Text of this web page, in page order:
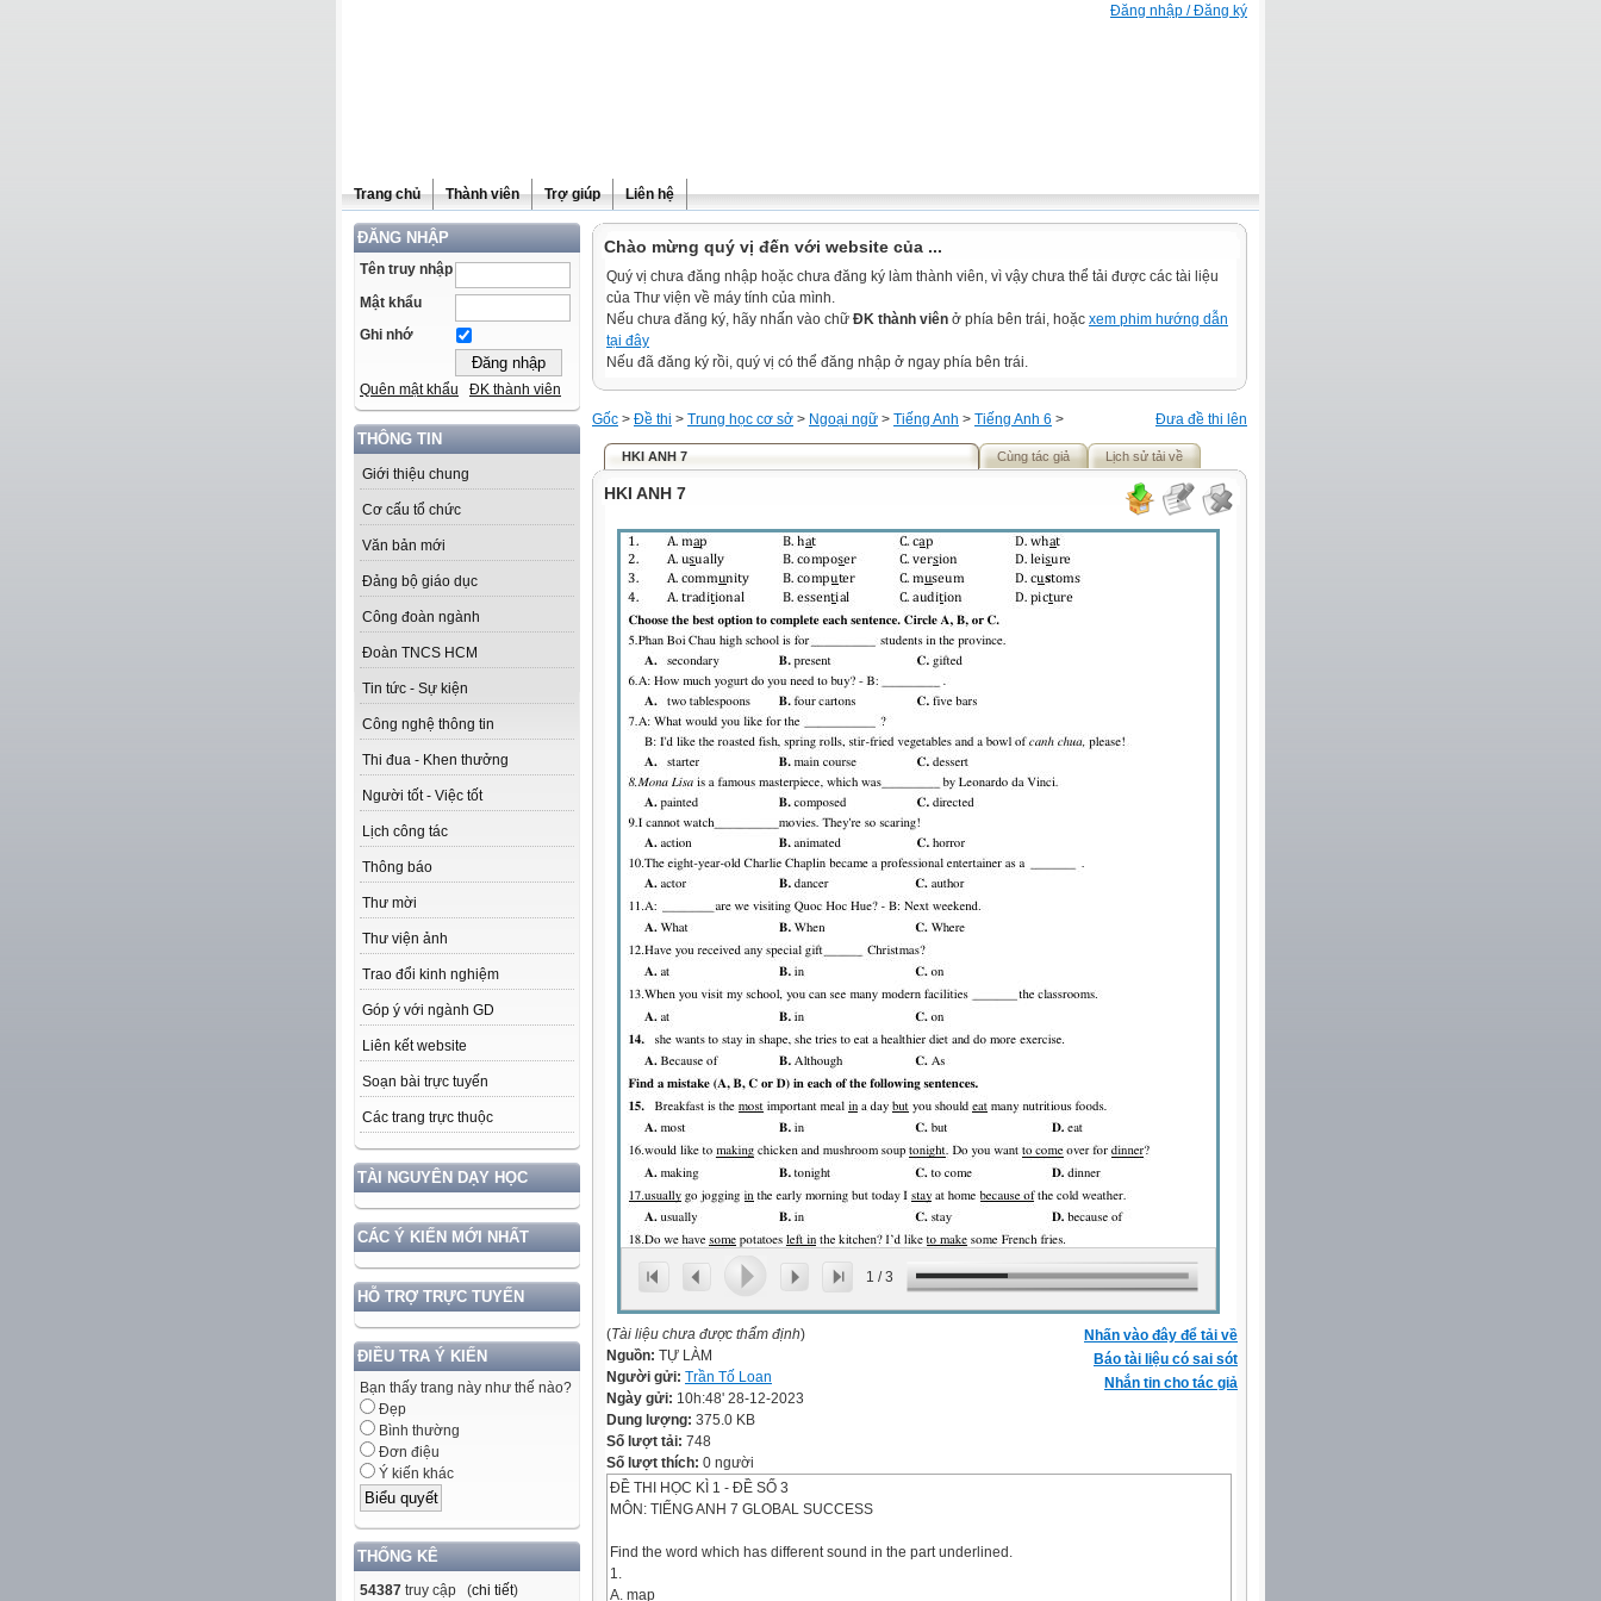
Đăng nhập / Đăng ký
Trang chủ Thành viên Trợ giúp Liên hệ
ĐĂNG NHẬP
Tên truy nhập
Mật khẩu
Ghi nhớ
Quên mật khẩu ĐK thành viên
THÔNG TIN
Giới thiệu chung
Cơ cấu tổ chức
Văn bản mới
Đảng bộ giáo dục
Công đoàn ngành
Đoàn TNCS HCM
Tin tức - Sự kiện
Công nghệ thông tin
Thi đua - Khen thưởng
Người tốt - Việc tốt
Lịch công tác
Thông báo
Thư mời
Thư viện ảnh
Trao đổi kinh nghiệm
Góp ý với ngành GD
Liên kết website
Soạn bài trực tuyến
Các trang trực thuộc
TÀI NGUYÊN DẠY HỌC
CÁC Ý KIẾN MỚI NHẤT
HỖ TRỢ TRỰC TUYẾN
ĐIỀU TRA Ý KIẾN
Bạn thấy trang này như thế nào?
Đẹp
Bình thường
Đơn điệu
Ý kiến khác
THỐNG KÊ
54387 truy cập (chi tiết)
Chào mừng quý vị đến với website của ...
Quý vị chưa đăng nhập hoặc chưa đăng ký làm thành viên, vì vậy chưa thể tải được các tài liệu
của Thư viện về máy tính của mình.
Nếu chưa đăng ký, hãy nhấn vào chữ ĐK thành viên ở phía bên trái, hoặc xem phim hướng dẫn
tại đây
Nếu đã đăng ký rồi, quý vị có thể đăng nhập ở ngay phía bên trái.
Đưa đề thi lên
Gốc > Đề thi > Trung học cơ sở > Ngoại ngữ > Tiếng Anh > Tiếng Anh 6 >
HKI ANH 7 Cùng tác giả Lịch sử tải về
HKI ANH 7
1 /3
Nhấn vào đây để tải về
Báo tài liệu có sai sót
Nhắn tin cho tác giả
(Tài liệu chưa được thẩm định)
Nguồn: TỰ LÀM
Người gửi: Trần Tố Loan
Ngày gửi: 10h:48' 28-12-2023
Dung lượng: 375.0 KB
Số lượt tải: 748
Số lượt thích: 0 người
ĐỀ THI HỌC KÌ 1 - ĐỀ SỐ 3
MÔN: TIẾNG ANH 7 GLOBAL SUCCESS
Find the word which has different sound in the part underlined.
1.
A. map